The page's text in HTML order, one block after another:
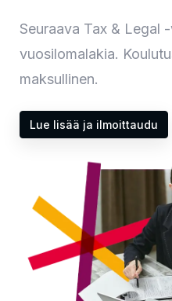
Seuraava Tax & Legal
vuosilomalakia.
maksullinen.
Lue lisää ja ilmoittaudu